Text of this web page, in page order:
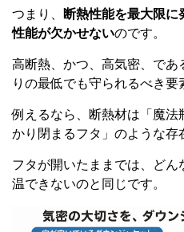
つまり、
断熱性能を最大限
性能が欠かせないのです。
高断熱、かつ、高気密、であ
りの最低でも守られるべき要
例えるなら、断熱材は「魔法
かり閉まるフタ」のような存
フタが開いたままでは、ど
温できないのと同じです。